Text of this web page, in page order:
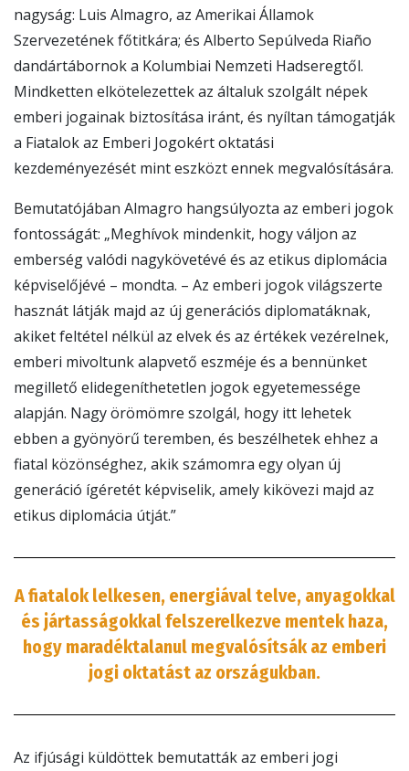
nagyság: Luis Almagro, az Amerikai Államok
Szervezetének főtitkára; és Alberto Sepúlveda Riaño
dandártábornok a Kolumbiai Nemzeti Hadseregtől.
Mindketten elkötelezettek az általuk szolgált népek
emberi jogainak biztosítása iránt, és nyíltan támogatják
a Fiatalok az Emberi Jogokért oktatási
kezdeményezését mint eszközt ennek megvalósítására.
Bemutatójában Almagro hangsúlyozta az emberi jogok
fontosságát: „Meghívok mindenkit, hogy váljon az
emberség valódi nagykövetévé és az etikus diplomácia
képviselőjévé – mondta. – Az emberi jogok világszerte
hasznát látják majd az új generációs diplomatáknak,
akiket feltétel nélkül az elvek és az értékek vezérelnek,
emberi mivoltunk alapvető eszméje és a bennünket
megillető elidegeníthetetlen jogok egyetemessége
alapján. Nagy örömömre szolgál, hogy itt lehetek
ebben a gyönyörű teremben, és beszélhetek ehhez a
fiatal közönséghez, akik számomra egy olyan új
generáció ígéretét képviselik, amely kikövezi majd az
etikus diplomácia útját.”
A fiatalok lelkesen, energiával telve, anyagokkal
és jártasságokkal felszerelkezve mentek haza,
hogy maradéktalanul megvalósítsák az emberi
jogi oktatást az országukban.
Az ifjúsági küldöttek bemutatták az emberi jogi